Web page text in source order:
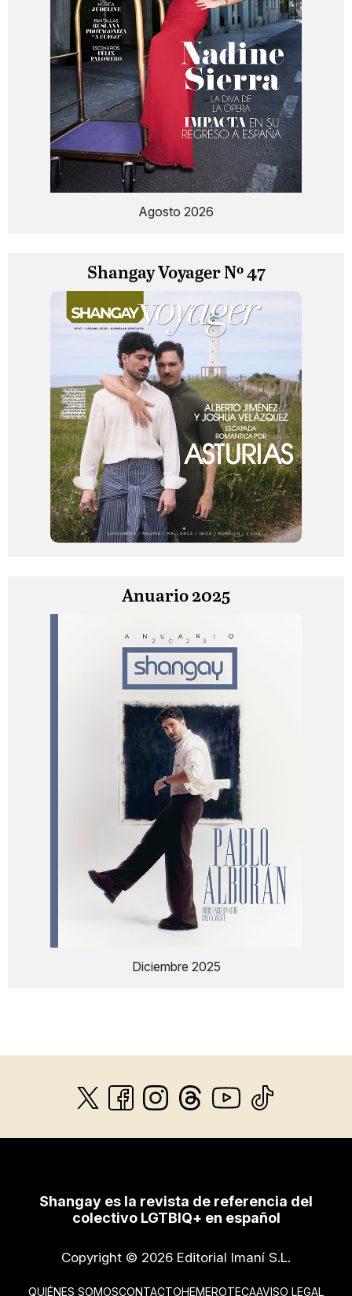
Agosto 2026
Shangay Voyager Nº 47
Anuario 2025
Diciembre 2025
Shangay es la revista de referencia del
colectivo LGTBIQ+ en español
Copyright © 2026 Editorial Imaní S.L.
QUIÉNES SOMOSCONTACTOHEMEROTECAAVISO LEGAL